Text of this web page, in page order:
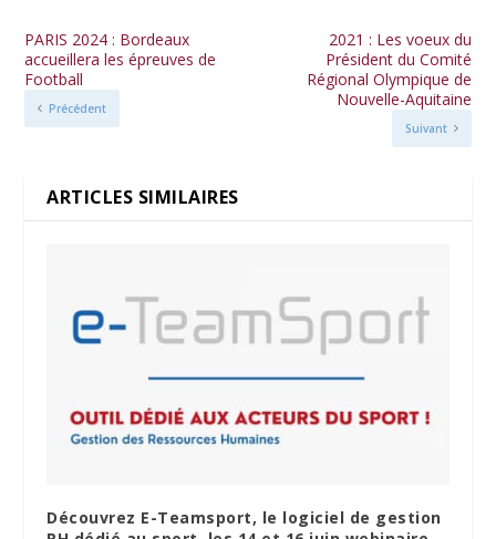
PARIS 2024 : Bordeaux
accueillera les épreuves de
Football
Précédent
2021 : Les voeux du
Président du Comité
Régional Olympique de
Nouvelle-Aquitaine
Suivant
ARTICLES SIMILAIRES
Découvrez E-Teamsport, le logiciel de gestion